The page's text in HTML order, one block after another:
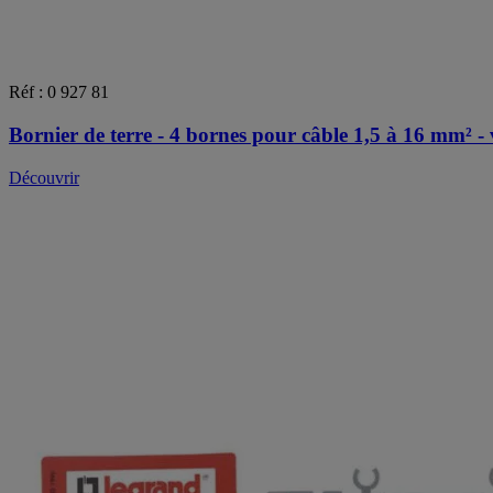
Réf : 0 927 81
Bornier de terre - 4 bornes pour câble 1,5 à 16 mm² -
Découvrir